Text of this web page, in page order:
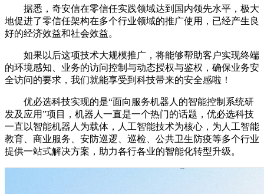
据悉，奇安信在零信任实践领域达到国内领先水平，极大
地促进了零信任架构在多个行业领域的推广使用，已经产生良
好的经济效益和社会效益。
如果以后这项技术大规模推广，将能够帮助客户实现终端
的环境感知、业务的访问控制与动态授权与鉴权，确保业务安
全访问的要求，我们就能享受到科技带来的安全感啦！
优必选科技实现的是“面向服务机器人的智能控制系统研
发及应用”项目，机器人一直是一个热门的话题，优必选科技
一直以智能机器人为载体，人工智能技术为核心，为人工智能
教育、商业服务、安防巡逻、巡检、公共卫生防疫等多个行业
提供一站式解决方案，助力各行各业的智能化转型升级。